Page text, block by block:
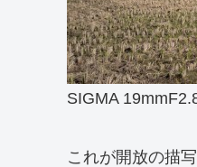
SIGMA
これが開放の描